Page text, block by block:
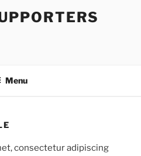
Menu
consectetur adipiscing